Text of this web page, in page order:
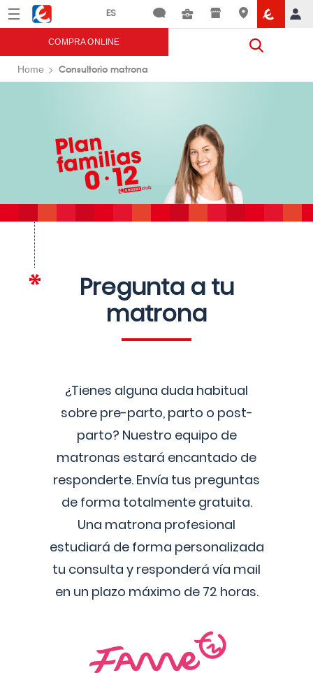
Menú Eroski
COMPRA ONLINE
Home Consultorio matrona
Pregunta a tu
matrona
¿Tienes alguna duda habitual
sobre pre-parto, parto o post-
parto? Nuestro equipo de
matronas estará encantado de
responderte. Envía tus preguntas
de forma totalmente gratuita.
Una matrona profesional
estudiará de forma personalizada
tu consulta y responderá vía mail
en un plazo máximo de 72 horas.